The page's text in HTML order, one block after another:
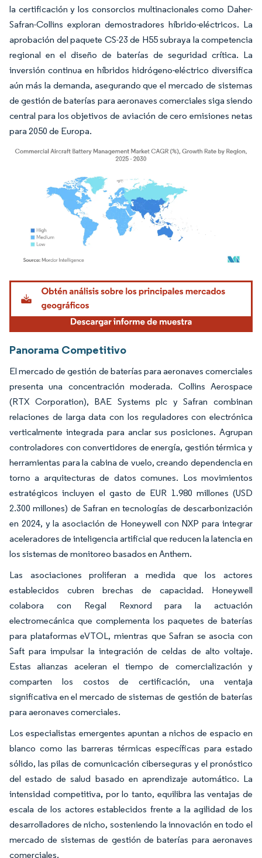
la certificación y los consorcios multinacionales como Daher-
Safran-Collins exploran demostradores híbrido-eléctricos. La
aprobación del paquete CS-23 de H55 subraya la competencia
regional en el diseño de baterías de seguridad crítica. La
inversión continua en híbridos hidrógeno-eléctrico diversifica
aún más la demanda, asegurando que el mercado de sistemas
de gestión de baterías para aeronaves comerciales siga siendo
central para los objetivos de aviación de cero emisiones netas
para 2050 de Europa.
Imagen © Mordor Intelligence. El uso requiere atribución según CC BY 4.0.
Panorama Competitivo
El mercado de gestión de baterías para aeronaves comerciales
presenta una concentración moderada. Collins Aerospace
(RTX Corporation), BAE Systems plc y Safran combinan
relaciones de larga data con los reguladores con electrónica
verticalmente integrada para anclar sus posiciones. Agrupan
controladores con convertidores de energía, gestión térmica y
herramientas para la cabina de vuelo, creando dependencia en
torno a arquitecturas de datos comunes. Los movimientos
estratégicos incluyen el gasto de EUR 1.980 millones (USD
2.300 millones) de Safran en tecnologías de descarbonización
en 2024, y la asociación de Honeywell con NXP para integrar
aceleradores de inteligencia artificial que reducen la latencia en
los sistemas de monitoreo basados en Anthem.
Las asociaciones proliferan a medida que los actores
establecidos cubren brechas de capacidad. Honeywell
colabora con Regal Rexnord para la actuación
electromecánica que complementa los paquetes de baterías
para plataformas eVTOL, mientras que Safran se asocia con
Saft para impulsar la integración de celdas de alto voltaje.
Estas alianzas aceleran el tiempo de comercialización y
comparten los costos de certificación, una ventaja
significativa en el mercado de sistemas de gestión de baterías
para aeronaves comerciales.
Los especialistas emergentes apuntan a nichos de espacio en
blanco como las barreras térmicas específicas para estado
sólido, las pilas de comunicación ciberseguras y el pronóstico
del estado de salud basado en aprendizaje automático. La
intensidad competitiva, por lo tanto, equilibra las ventajas de
escala de los actores establecidos frente a la agilidad de los
desarrolladores de nicho, sosteniendo la innovación en todo el
mercado de sistemas de gestión de baterías para aeronaves
comerciales.